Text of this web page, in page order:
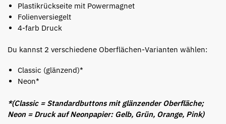
Plastikrückseite mit Powermagnet
Folienversiegelt
4-farb Druck
Du kannst 2 verschiedene Oberflächen-Varianten wählen:
Classic (glänzend)*
Neon*
*(Classic = Standardbuttons mit glänzender Oberfläche;
Neon = Druck auf Neonpapier: Gelb, Grün, Orange, Pink)